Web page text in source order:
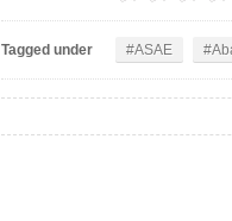
Tagged under ASAE